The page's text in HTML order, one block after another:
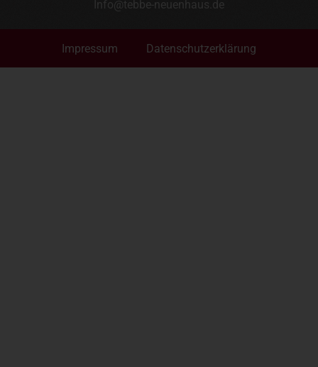
Info@tebbe-neuenhaus.de
Impressum Datenschutzerklärung